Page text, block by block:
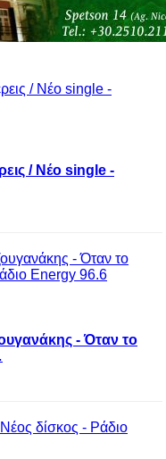
/ Νέο single -
- Όταν το